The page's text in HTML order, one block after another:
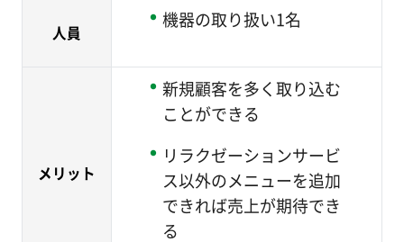
人員
機器の取り扱い1名
メリット
新規顧客を多く取り込む
ことができる
リラクゼーションサービ
ス以外のメニューを追加
できれば売上が期待でき
る